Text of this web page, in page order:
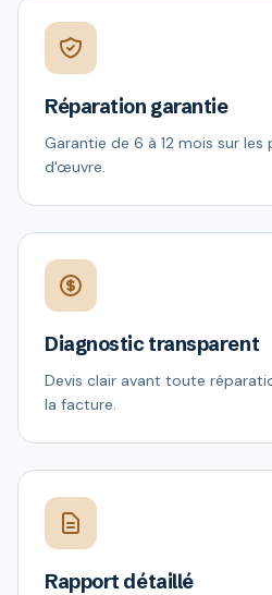
Réparation garantie
Garantie de 6 à 12 mois sur
d'œuvre.
Diagnostic transparent
Devis clair avant toute
la facture.
Rapport détaillé